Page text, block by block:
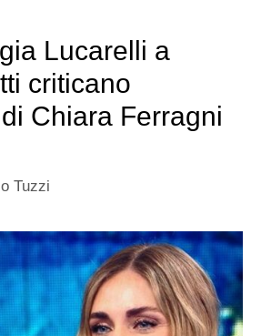
Lucarelli a
criticano
Chiara Ferragni
Tuzzi